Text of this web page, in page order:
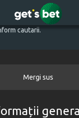
cautarii.
Mergi sus